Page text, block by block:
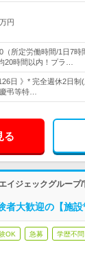
円
（所定労働時間/1日7時
時間以内！プラ…
日 》* 完全週休2日制
弔等特…
る
イジェックグルー
大歓迎の【施設
OK 急募 学歴不問